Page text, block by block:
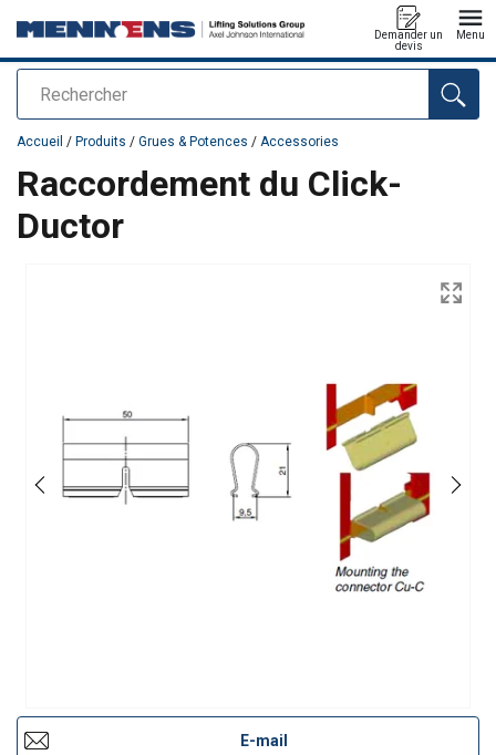
Rechercher
Demander un
devis
Menu
Ajouté au panier
Accueil / Produits / Grues & Potences / Accessories
Raccordement du Click-
Ductor
E-mail